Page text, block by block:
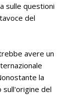
sulle questioni
del
avere un
la
del